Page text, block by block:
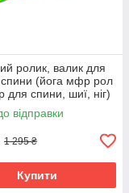
ролик, валик для
(йога мфр рол
для спини, шиї, ніг)
60*14см (MS 3333)
відправки
1 295 ₴
Купити